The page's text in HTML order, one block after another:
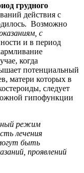
грудного
действия с
Возможно
с
и в период
когда
потенциальный
матери которых в
следует
гипофункции
режим
лечения
быть
проявлений